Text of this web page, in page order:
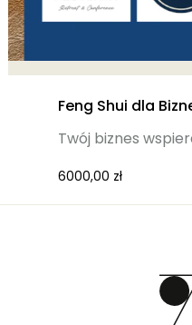
Feng Shui dla
Twój biznes
6000,00 zł